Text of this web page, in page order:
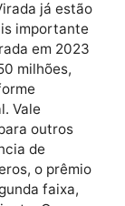
para
Virada já
mais
Virada em
550 milhões,
Vale